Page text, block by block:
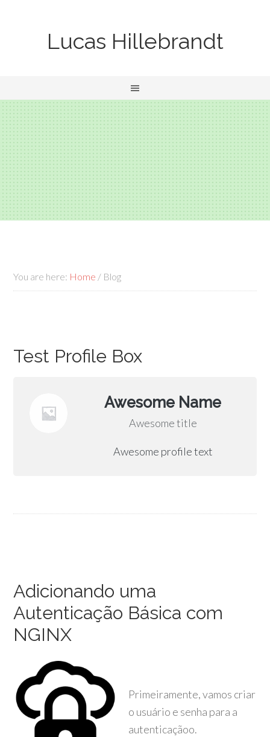
Lucas Hillebrandt
You are here: Home / Blog
Test Profile Box
Awesome Name
Awesome title
Awesome profile text
Adicionando uma
Autenticação Básica com
NGINX
Primeiramente, vamos criar
o usuário e senha para a
autenticaçãoo.